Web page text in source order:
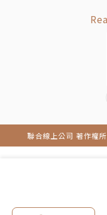
當我們必須背負另
人時，也千萬不要
聯合線上公司 著作權